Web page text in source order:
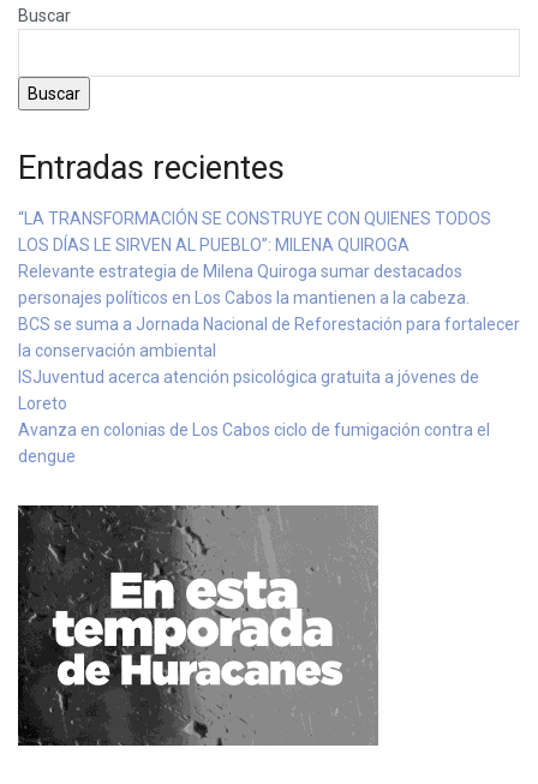
Buscar
Buscar
Entradas recientes
“LA TRANSFORMACIÓN SE CONSTRUYE CON QUIENES TODOS
LOS DÍAS LE SIRVEN AL PUEBLO”: MILENA QUIROGA
Relevante estrategia de Milena Quiroga sumar destacados
personajes políticos en Los Cabos la mantienen a la cabeza.
BCS se suma a Jornada Nacional de Reforestación para fortalecer
la conservación ambiental
ISJuventud acerca atención psicológica gratuita a jóvenes de
Loreto
Avanza en colonias de Los Cabos ciclo de fumigación contra el
dengue